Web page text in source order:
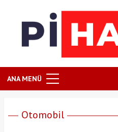
ANA MENÜ
Otomobil